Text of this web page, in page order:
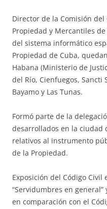
Director de la Comisión
Propiedad y Mercantiles
del sistema informático
Propiedad de Cuba,
Habana (Ministerio de
del Río, Cienfuegos, Sancti
Bayamo y Las Tunas.
Formó parte de la
desarrollados en la ciudad
relativos al instrumento
de la Propiedad.
Exposición del Código
“Servidumbres en general”
en comparación con el